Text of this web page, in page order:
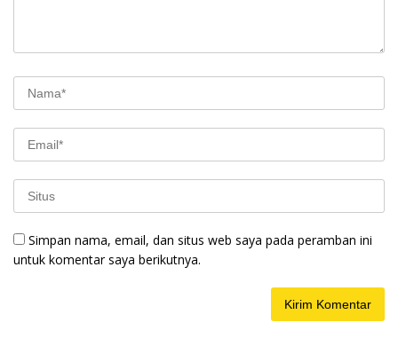
Simpan nama, email, dan situs web saya pada peramban ini
untuk komentar saya berikutnya.